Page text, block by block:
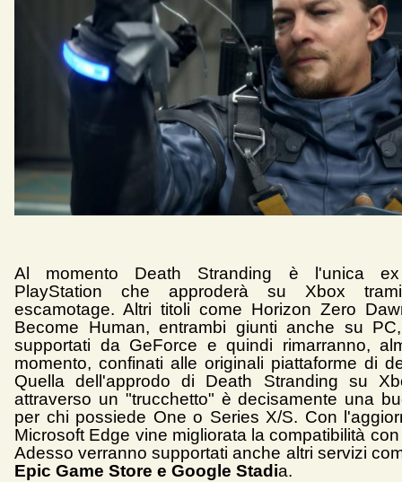
Al momento Death Stranding è l'unica ex
PlayStation che approderà su Xbox
escamotage. Altri titoli come Horizon Zero
Become Human, entrambi giunti anche su
supportati da GeForce e quindi rimarranno,
momento, confinati alle originali piattaforme di
Quella dell'approdo di Death Stranding su
attraverso un "trucchetto" è decisamente una
per chi possiede One o Series X/S. Con
Microsoft Edge vine migliorata la compatibilità
Adesso verranno supportati anche altri servizi
Epic Game Store e Google Stadia.